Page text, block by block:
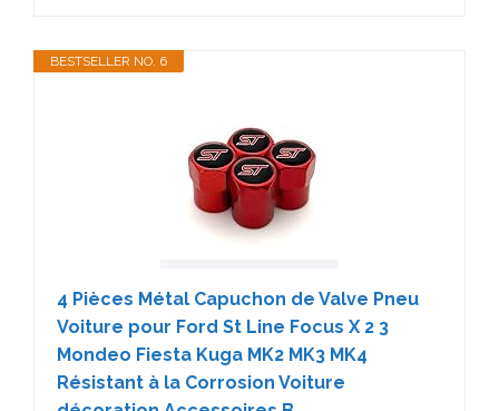
BESTSELLER NO. 6
4 Pièces Métal Capuchon de Valve Pneu
Voiture pour Ford St Line Focus X 2 3
Mondeo Fiesta Kuga MK2 MK3 MK4
Résistant à la Corrosion Voiture